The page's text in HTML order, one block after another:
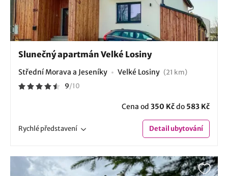
Slunečný apartmán Velké Losiny
Střední Morava a Jeseníky Velké Losiny (21 km)
9/10
Cena od 350 Kčdo 583 Kč
Rychlépředstavení Detailubytování